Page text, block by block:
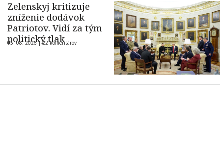
Zelenskyj kritizuje
zníženie dodávok
Patriotov. Vidí za tým
politický tlak
05. 08. 2026 |22 komentárov